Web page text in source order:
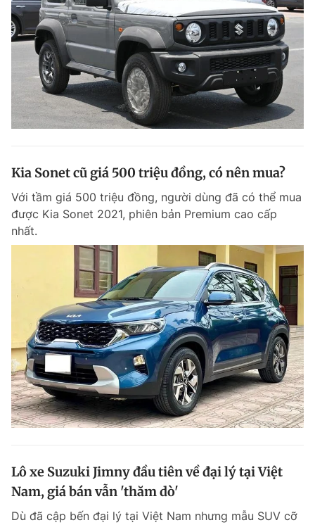
Video Magazine
Sản phẩm khác
Tiện ích Bạn cần biết
Đọc Thanh Niên trên điện thoại
Theo dõi báo trên
Hotline
0906 645 777
Liên hệ quảng cáo
0908 780 404
Phó tổng biên tập thường trực: Hải Thành
Phó tổng biên tập: Lâm Hiếu Dũng
Phó tổng biên tập: Trần Việt Hưng
Tổng thư ký tòa soạn: Đức Trung
Kia Sonet cũ giá 500 triệu đồng, có nên mua?
Với tầm giá 500 triệu đồng, người dùng đã có thể mua
được Kia Sonet 2021, phiên bản Premium cao cấp
nhất.
Lô xe Suzuki Jimny đầu tiên về đại lý tại Việt
Nam, giá bán vẫn 'thăm dò'
Dù đã cập bến đại lý tại Việt Nam nhưng mẫu SUV cỡ